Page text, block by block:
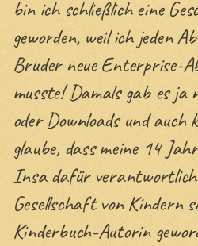
bin ich schließlich eine
geworden, weil ich jeden
Bruder neue Enterprise-
musste! Damals gab es ja
oder Downloads und auch
glaube, dass meine 14
Insa dafür verantwortlich
Gesellschaft von Kindern
Kinderbuch-Autorin